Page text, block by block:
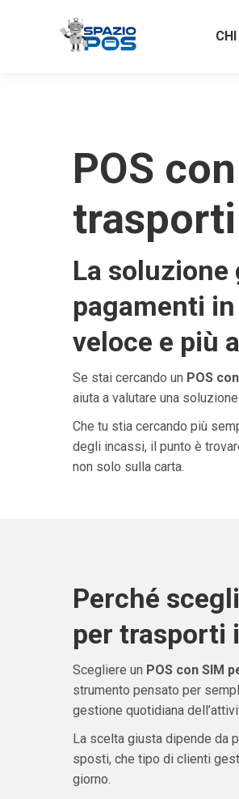
POS
La
pagamenti
veloce e più
Se stai cercando un POS
aiuta a valutare una
Che tu stia cercando più
degli incassi, il punto è
non solo sulla carta.
Perché
per trasporti
Scegliere un POS con SIM
strumento pensato per
gestione quotidiana
La scelta giusta dipende da
sposti, che tipo di clienti
giorno.